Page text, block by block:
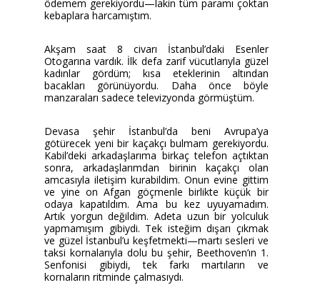
ödemem gerekiyordu—lakin tüm paramı çoktan
kebaplara harcamıştım.
Akşam saat 8 civarı İstanbul’daki Esenler
Otogarına vardık. İlk defa zarif vücutlarıyla güzel
kadınlar gördüm; kısa eteklerinin altından
bacakları görünüyordu. Daha önce böyle
manzaraları sadece televizyonda görmüştüm.
Devasa şehir İstanbul’da beni Avrupa’ya
götürecek yeni bir kaçakçı bulmam gerekiyordu.
Kabil’deki arkadaşlarıma birkaç telefon açtıktan
sonra, arkadaşlarımdan birinin kaçakçı olan
amcasıyla iletişim kurabildim. Onun evine gittim
ve yine on Afgan göçmenle birlikte küçük bir
odaya kapatıldım. Ama bu kez uyuyamadım.
Artık yorgun değildim. Adeta uzun bir yolculuk
yapmamışım gibiydi. Tek isteğim dışarı çıkmak
ve güzel İstanbul’u keşfetmekti—martı sesleri ve
taksi kornalarıyla dolu bu şehir, Beethoven’ın 1.
Senfonisi gibiydi, tek farkı martıların ve
kornaların ritminde çalmasıydı.